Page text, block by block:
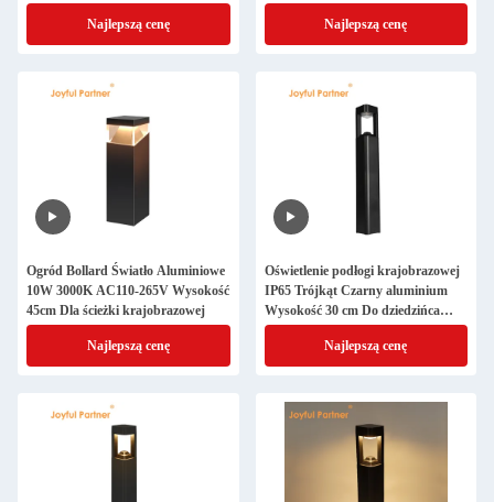
Premium Aluminium For Lawn
Najlepszą cenę
Malowane Proszkowo Do Użytku
ZewnętrznegoNajlepszą cenę
Ogród Bollard Światło Aluminiowe
10W 3000K AC110-265V Wysokość
45cm Dla ścieżki krajobrazowej
Najlepszą cenę
Oświetlenie podłogi krajobrazowej
IP65 Trójkąt Czarny aluminium
Wysokość 30 cm Do dziedzińca
zewnętrznego
Najlepszą cenę